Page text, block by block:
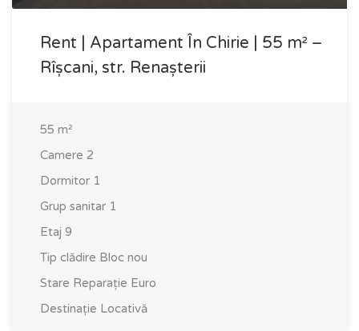
Rent | Apartament În Chirie | 55 m² –
Rîșcani, str. Renașterii
55 m²
Camere 2
Dormitor 1
Grup sanitar 1
Etaj 9
Tip clădire Bloc nou
Stare Reparație Euro
Destinație Locativă